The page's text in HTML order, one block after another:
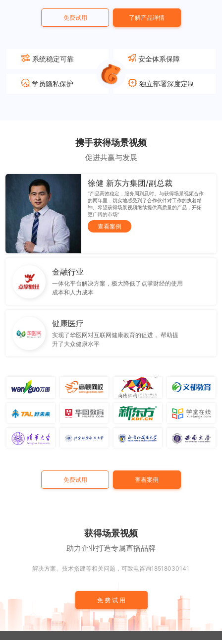
免费试用 了解产品详情
系统稳定可靠 安全体系保障
学员隐私保护 独立部署深度定制
携手获得场景视频
促进共赢与发展
徐健 新东方集团/副总裁
“产品高效稳定，服务周到及时。与获得场景视频合作
的两年里，切实地感受到了合作伙伴对工作的执着精
神。希望获得场景视频继续提供高质量的产品，开拓
更广阔的市场”
查看案例
金融行业
一体化平台解决方案，极大降低了点掌财经的使用
成本和人力成本
健康医疗
实现了华医网对互联网健康教育的促进， 帮助提
升了大众健康水平
免费试用 查看案例
获得场景视频
助力企业打造专属直播品牌
解决方案、技术搭建等相关问题，可致电咨询18518030141
免费试用